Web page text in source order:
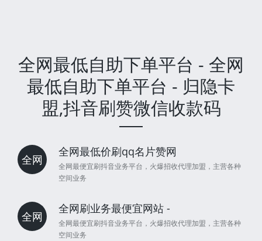
全网最低自助下单平台 - 全网
最低自助下单平台 - 归隐卡
盟,抖音刷赞微信收款码
全网
全网最低价刷qq名片赞网
全网最便宜刷抖音业务平台，火爆招收代理加盟，主营各种
空间业务
全网
全网刷业务最便宜网站 -
全网最便宜刷抖音业务平台，火爆招收代理加盟，主营各种
空间业务